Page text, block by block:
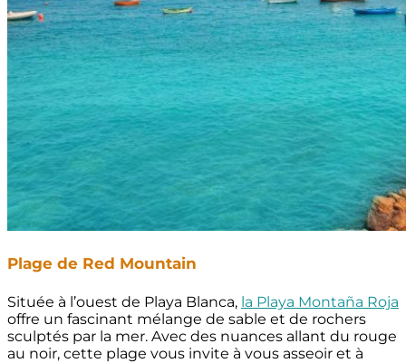
Plage de Red Mountain
Située à l’ouest de Playa Blanca, la Playa Montaña Roja
offre un fascinant mélange de sable et de rochers
sculptés par la mer. Avec des nuances allant du rouge
au noir, cette plage vous invite à vous asseoir et à